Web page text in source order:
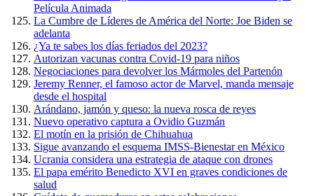
Película Animada
La Cumbre de Líderes de América del Norte: Joe Biden se
adelanta
¿Ya te sabes los días feriados del 2023?
Autorizan vacunas contra Covid-19 para niños
Negociaciones para devolver los Mármoles del Partenón
Jeremy Renner, el famoso actor de Marvel, manda mensaje
desde el hospital
Arándano, jamón y queso: la nueva rosca de reyes
Nuevo operativo captura a Ovidio Guzmán
El motín en la prisión de Chihuahua
Sigue avanzando el esquema IMSS-Bienestar en México
Ucrania considera una estrategia de ataque con drones
El papa emérito Benedicto XVI en graves condiciones de
salud